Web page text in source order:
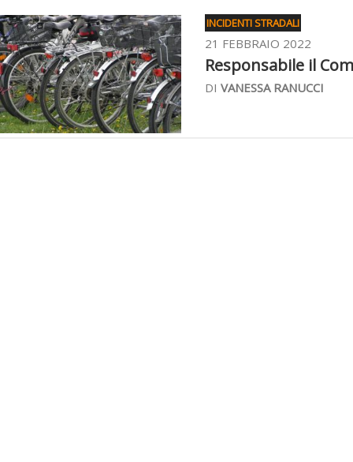
INCIDENTI STRADALI
21 FEBBRAIO 2022
Responsabile il
DI VANESSA RANUCCI